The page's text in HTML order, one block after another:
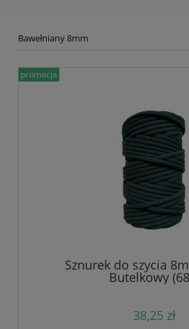
Bawełniany 8mm
Sznurek do szycia
Butelkowy
38,25 zł
promocja